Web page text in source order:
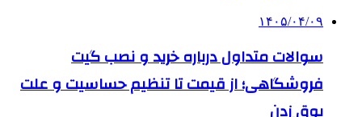
۱۴۰۵/۰۴/۰۹
سوالات متداول درباره خرید و نصب گیت
فروشگاهی؛ از قیمت تا تنظیم حساسیت و علت